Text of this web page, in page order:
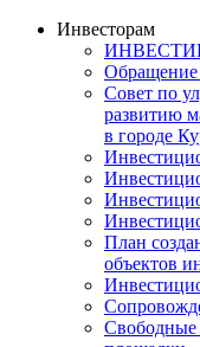
Инвесторам
Обращение
Совет по
развитию
в городе
План
объектов
Свободные